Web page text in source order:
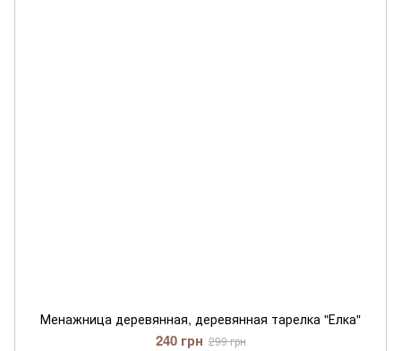
Менажница деревянная, деревянная тарелка "Елка"
240 грн 299 грн